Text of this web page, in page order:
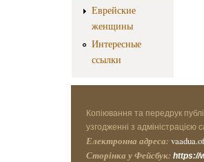
Еврейские
женщины
Интересные
ссылки
Копіювання та передрук
узгодженні з адміністрацією
Електронна адреса:
Сторінка у Фейсбук: https://